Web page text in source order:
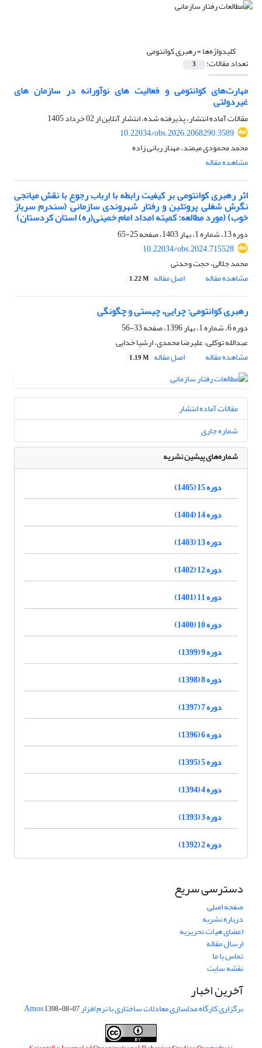
کلیدواژه‌ها =رهبری کوانتومی
تعداد مقالات: 3
مهارت‌های کوانتومی و فعالیت های نوآورانه در سازمان های
غیردولتی
مقالات آماده انتشار، پذیرفته شده، انتشار آنلاین از02 خرداد 1405
10.22034/obs.2026.2068290.3589
محمد محمودی میمند، مهناز ربانی زاده
مشاهده مقاله
اثر رهبری کوانتومی بر کیفیت رابطه با ارباب رجوع با نقش میانجی
نگرش شغلی پروتئین و رفتار شهروندی سازمانی (سندرم سرباز
خوب) (مورد مطالعه: کمیته امداد امام خمینی(ره) استان کردستان)
دوره 13، شماره 1، بهار 1403، صفحه
25-65
10.22034/obs.2024.715528
محمد جلالی، حجت وحدتی
مشاهده مقاله
اصل مقاله 1.22 M
رهبری کوانتومی: چرایی، چیستی و چگونگی
دوره 6، شماره 1، بهار 1396، صفحه
33-56
عبدالله توکلی، علیرضا محمدی، ارشیا خدایی
مشاهده مقاله
اصل مقاله 1.19 M
مقالات آماده انتشار
شماره جاری
شماره‌های پیشین نشریه
دوره 15 (1405)
دوره 14 (1404)
دوره 13 (1403)
دوره 12 (1402)
دوره 11 (1401)
دوره 10 (1400)
دوره 9 (1399)
دوره 8 (1398)
دوره 7 (1397)
دوره 6 (1396)
دوره 5 (1395)
دوره 4 (1394)
دوره 3 (1393)
دوره 2 (1392)
دسترسی سریع
صفحه اصلی
درباره نشریه
اعضای هیات تحریریه
ارسال مقاله
تماس با ما
نقشه سایت
آخرین اخبار
برگزاری کارگاه مدلسازی معادلات ساختاری با نرم افزار Amos1398-08-07